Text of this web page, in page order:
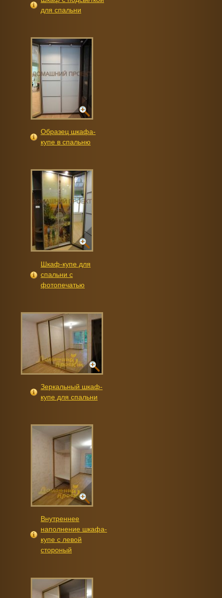
для спальни
Образец шкафа-
купе в спальню
Шкаф-купе для
спальни с
фотопечатью
Зеркальный шкаф-
купе для спальни
Внутреннее
наполнение шкафа-
купе с левой
стороный